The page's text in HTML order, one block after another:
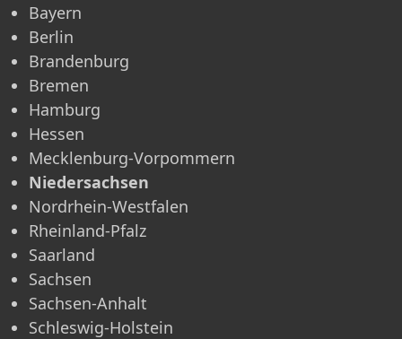
Bayern
Berlin
Brandenburg
Bremen
Hamburg
Hessen
Mecklenburg-Vorpommern
Niedersachsen
Nordrhein-Westfalen
Rheinland-Pfalz
Saarland
Sachsen
Sachsen-Anhalt
Schleswig-Holstein